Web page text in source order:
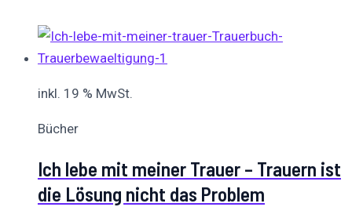
inkl. 19 % MwSt.
Bücher
Ich lebe mit meiner Trauer – Trauern ist
die Lösung nicht das Problem